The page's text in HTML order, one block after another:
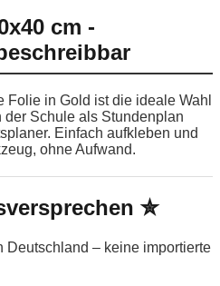
cm -
in Gold ist die ideale Wahl
der Schule als Stundenplan
Einfach aufkleben und
ohne Aufwand.
✮
– keine importierte